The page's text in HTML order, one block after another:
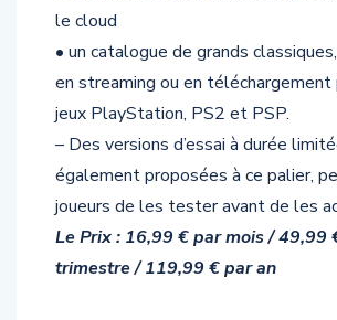
le cloud
• un catalogue de grands
en streaming ou en téléchargement
jeux PlayStation, PS2 et PSP.
– Des versions d’essai à durée
également proposées à ce palier,
joueurs de les tester avant de les
Le Prix : 16,99 € par mois / 49,99
trimestre / 119,99 € par an